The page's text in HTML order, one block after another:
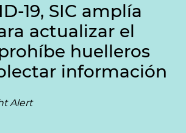
19, SIC amplía
actualizar el
huelleros
información
Alert